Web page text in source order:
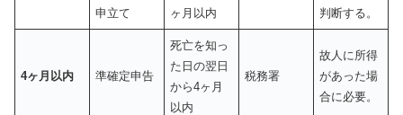
申立て
ヶ月以内
判断する。
4ヶ月以内 準確定申告
死亡を知っ
た日の翌日
から4ヶ月
以内
税務署
故人に所得
があった場
合に必要。